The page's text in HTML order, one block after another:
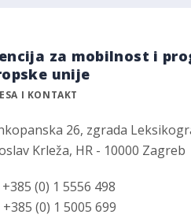
za mobilnost i
unije
I KONTAKT
26, zgrada
Krleža, HR - 10000 Zagreb
(0) 1 5556 498
+385 (0) 1 5005 699